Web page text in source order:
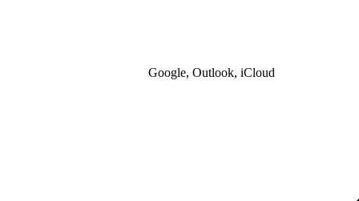
Google, Outlook, iCloud